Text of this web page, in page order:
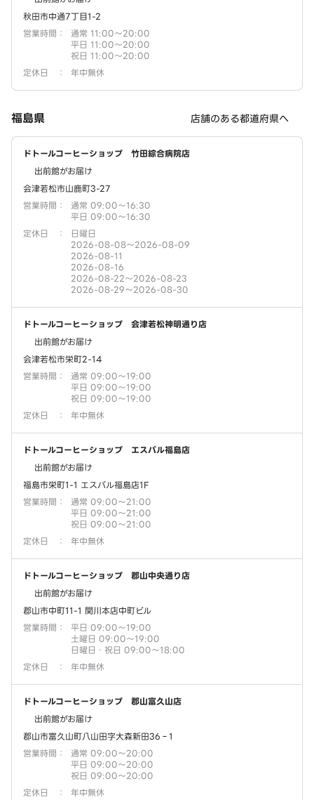
秋田市中通7丁目1-2
営業時間 ：
通常 11:00～20:00
平日 11:00～20:00
祝日 11:00～20:00
定休日
： 年中無休
福島県 店舗のある都道府県へ
ドトールコーヒーショップ 竹田綜合病院店
出前館がお届け
会津若松市山鹿町3-27
営業時間 ：
通常 09:00～16:30
平日 09:00～16:30
定休日
：
日曜日
2026-08-08～2026-08-09
2026-08-11
2026-08-16
2026-08-22～2026-08-23
2026-08-29～2026-08-30
ドトールコーヒーショップ 会津若松神明通り店
出前館がお届け
会津若松市栄町2-14
営業時間 ：
通常 09:00～19:00
平日 09:00～19:00
祝日 09:00～19:00
定休日
： 年中無休
ドトールコーヒーショップ エスパル福島店
出前館がお届け
福島市栄町1-1 エスパル福島店1F
営業時間 ：
通常 09:00～21:00
平日 09:00～21:00
祝日 09:00～21:00
定休日
： 年中無休
ドトールコーヒーショップ 郡山中央通り店
出前館がお届け
郡山市中町11-1 関川本店中町ビル
営業時間 ：
平日 09:00～19:00
土曜日 09:00～19:00
日曜日・祝日 09:00～18:00
定休日
： 年中無休
ドトールコーヒーショップ 郡山富久山店
出前館がお届け
郡山市富久山町八山田字大森新田36‐1
営業時間 ：
通常 09:00～20:00
平日 09:00～20:00
祝日 09:00～20:00
定休日
： 年中無休